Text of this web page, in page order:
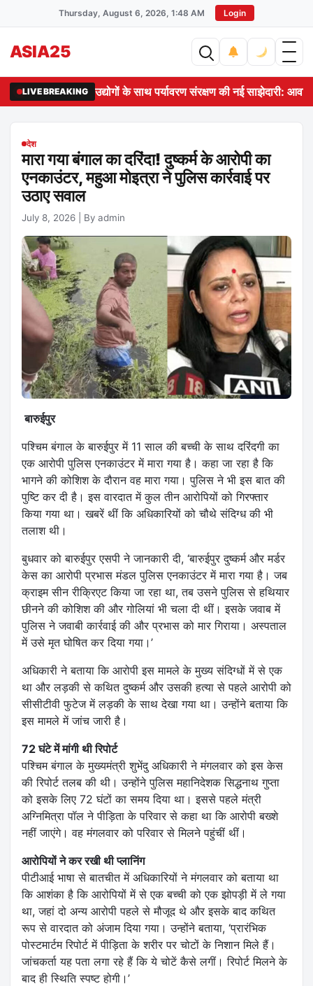
Thursday, August 6, 2026, 1:48 AM Login
ASIA25
LIVE BREAKING उद्योगों के साथ पर्यावरण संरक्षण की नई साझेदारी:
देश
मारा गया बंगाल का दरिंदा! दुष्कर्म के आरोपी का
एनकाउंटर, महुआ मोइत्रा ने पुलिस कार्रवाई पर
उठाए सवाल
July 8, 2026 By admin
बारुईपुर
पश्चिम बंगाल के बारुईपुर में 11 साल की बच्ची के साथ दरिंदगी का
एक आरोपी पुलिस एनकाउंटर में मारा गया है। कहा जा रहा है कि
भागने की कोशिश के दौरान वह मारा गया। पुलिस ने भी इस बात की
पुष्टि कर दी है। इस वारदात में कुल तीन आरोपियों को गिरफ्तार
किया गया था। खबरें थीं कि अधिकारियों को चौथे संदिग्ध की भी
तलाश थी।
बुधवार को बारुईपुर एसपी ने जानकारी दी, ‘बारुईपुर दुष्कर्म और मर्डर
केस का आरोपी प्रभास मंडल पुलिस एनकाउंटर में मारा गया है। जब
क्राइम सीन रीक्रिएट किया जा रहा था, तब उसने पुलिस से हथियार
छीनने की कोशिश की और गोलियां भी चला दी थीं। इसके जवाब में
पुलिस ने जवाबी कार्रवाई की और प्रभास को मार गिराया। अस्पताल
में उसे मृत घोषित कर दिया गया।’
अधिकारी ने बताया कि आरोपी इस मामले के मुख्य संदिग्धों में से एक
था और लड़की से कथित दुष्कर्म और उसकी हत्या से पहले आरोपी को
सीसीटीवी फुटेज में लड़की के साथ देखा गया था। उन्होंने बताया कि
इस मामले में जांच जारी है।
72 घंटे में मांगी थी रिपोर्ट
पश्चिम बंगाल के मुख्यमंत्री शुभेंदु अधिकारी ने मंगलवार को इस केस
की रिपोर्ट तलब की थी। उन्होंने पुलिस महानिदेशक सिद्धनाथ गुप्ता
को इसके लिए 72 घंटों का समय दिया था। इससे पहले मंत्री
अग्निमित्रा पॉल ने पीड़िता के परिवार से कहा था कि आरोपी बख्शे
नहीं जाएंगे। वह मंगलवार को परिवार से मिलने पहुंचीं थीं।
आरोपियों ने कर रखी थी प्लानिंग
पीटीआई भाषा से बातचीत में अधिकारियों ने मंगलवार को बताया था
कि आशंका है कि आरोपियों में से एक बच्ची को एक झोपड़ी में ले गया
था, जहां दो अन्य आरोपी पहले से मौजूद थे और इसके बाद कथित
रूप से वारदात को अंजाम दिया गया। उन्होंने बताया, ‘प्रारंभिक
पोस्टमार्टम रिपोर्ट में पीड़िता के शरीर पर चोटों के निशान मिले हैं।
जांचकर्ता यह पता लगा रहे हैं कि ये चोटें कैसे लगीं। रिपोर्ट मिलने के
बाद ही स्थिति स्पष्ट होगी।’